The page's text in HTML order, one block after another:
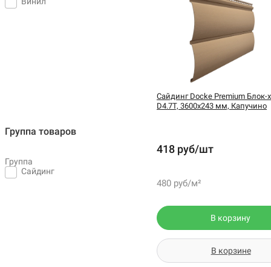
Группа товаров
Группа
Сайдинг
Сайдинг Docke Premium Блок-
D4.7T, 3600х243 мм, Капучино
418 руб/шт
480 руб/м²
В корзину
В корзине